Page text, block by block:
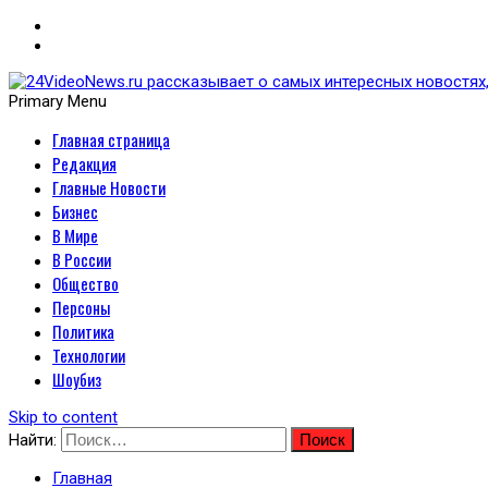
24VideoNews.ru
политики, экономики,
Primary Menu
Главная страница
Редакция
Главные Новости
Бизнес
В Мире
В России
Общество
Персоны
Политика
Технологии
Шоубиз
Skip to content
Найти:
Главная